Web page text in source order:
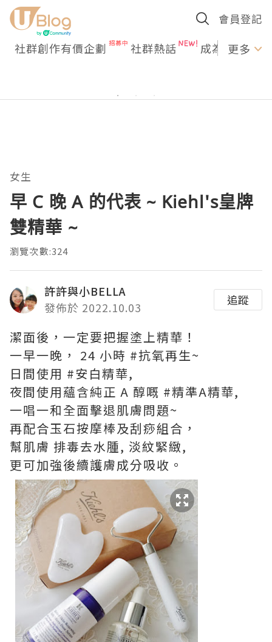
會員登記
社群創作有價企劃 社群熱話 成為U更多
女生
早 C 晚 A 的代表 ~ Kiehl's皇牌
雙精華 ~
瀏覽次數:324
許許與小BELLA
發佈於 2022.10.03
追蹤
潔面後，一定要把握塗上精華！
一早一晚， 24 小時 #抗氧再生~
日間使用 #安白精華,
夜間使用蘊含純正 A 醇嘅 #精準A精華,
一唱一和全面擊退肌膚問題~
再配合玉石按摩棒及刮痧組合，
幫肌膚 排毒去水腫, 淡紋緊緻,
更可加強後續護膚成分吸收。